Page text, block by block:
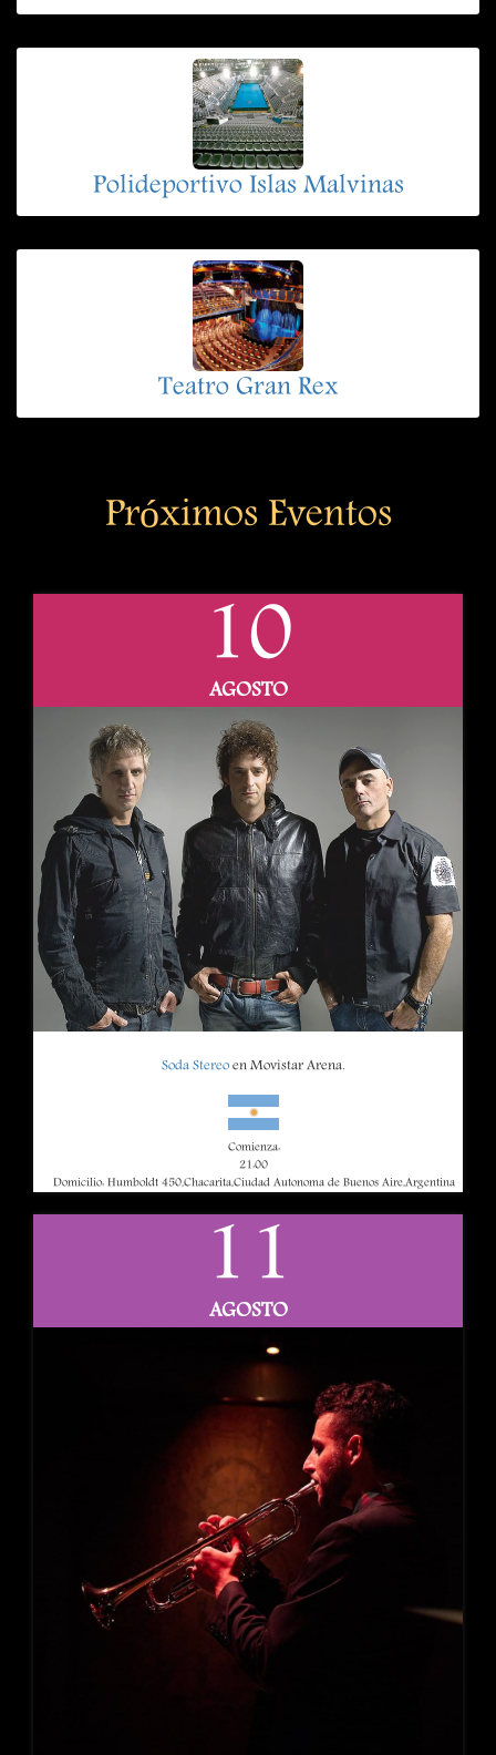
Polideportivo Islas Malvinas
Teatro Gran Rex
Próximos Eventos
10
AGOSTO
Soda Stereoen Movistar Arena.
Comienza:
21:00
Domicilio: Humboldt 450,Chacarita,Ciudad Autonoma de Buenos Aire,Argentina
11
AGOSTO